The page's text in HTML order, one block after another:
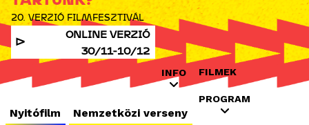
INFO FILMEK
PROGRAM
ONLINE VERZIÓ
30/11-10/12
20. VERZIÓ FILMFESZTIVÁL
Nyitófilm Nemzetközi verseny